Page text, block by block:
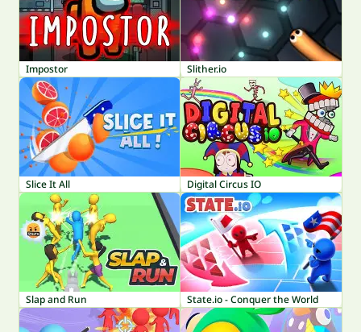
Impostor Slither.io
Slice It All Digital Circus IO
Slap and Run State.io - Conquer the World